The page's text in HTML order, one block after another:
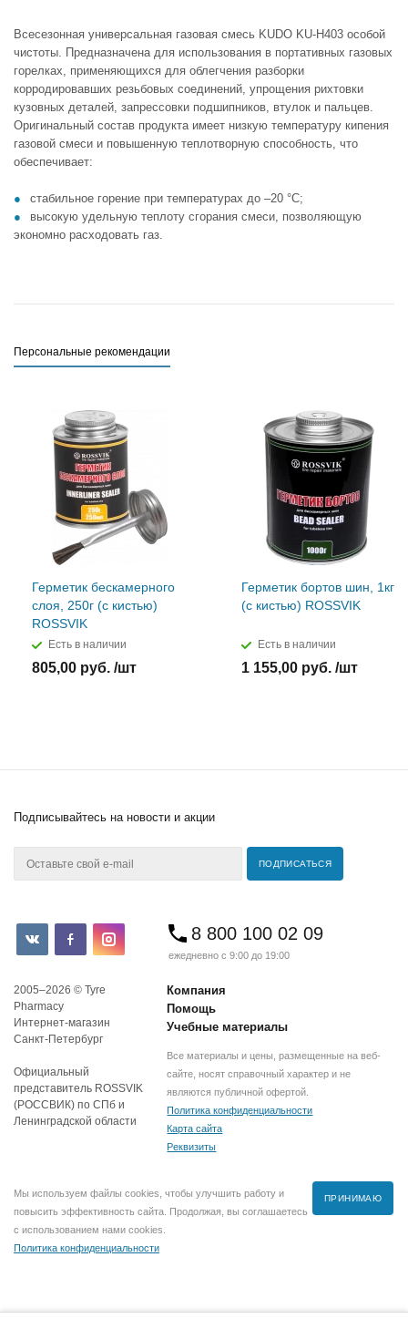
Всесезонная универсальная газовая смесь KUDO KU-H403 особой
чистоты. Предназначена для использования в портативных газовых
горелках, применяющихся для облегчения разборки
корродировавших резьбовых соединений, упрощения рихтовки
кузовных деталей, запрессовки подшипников, втулок и пальцев.
Оригинальный состав продукта имеет низкую температуру кипения
газовой смеси и повышенную теплотворную способность, что
обеспечивает:
стабильное горение при температурах до –20 °C;
высокую удельную теплоту сгорания смеси, позволяющую
экономно расходовать газ.
Персональные рекомендации
Герметик бескамерного
слоя, 250г (с кистью)
ROSSVIK
Есть в наличии
805,00 руб. /шт
Герметик бортов шин, 1кг
(с кистью) ROSSVIK
Есть в наличии
1 155,00 руб. /шт
Подписывайтесь на новости и акции
8 800 100 02 09
ежедневно с 9:00 до 19:00
2005–2026 © Tyre
Pharmacy
Интернет-магазин
Санкт-Петербург
Официальный
представитель ROSSVIK
(РОССВИК) по СПб и
Ленинградской области
Компания
Помощь
Учебные материалы
Все материалы и цены, размещенные на веб-
сайте, носят справочный характер и не
являются публичной офертой.
Политика конфиденциальности
Карта сайта
Реквизиты
Мы используем файлы cookies, чтобы улучшить работу и
повысить эффективность сайта. Продолжая, вы соглашаетесь
с использованием нами cookies.
Политика конфиденциальности
ПРИНИМАЮ